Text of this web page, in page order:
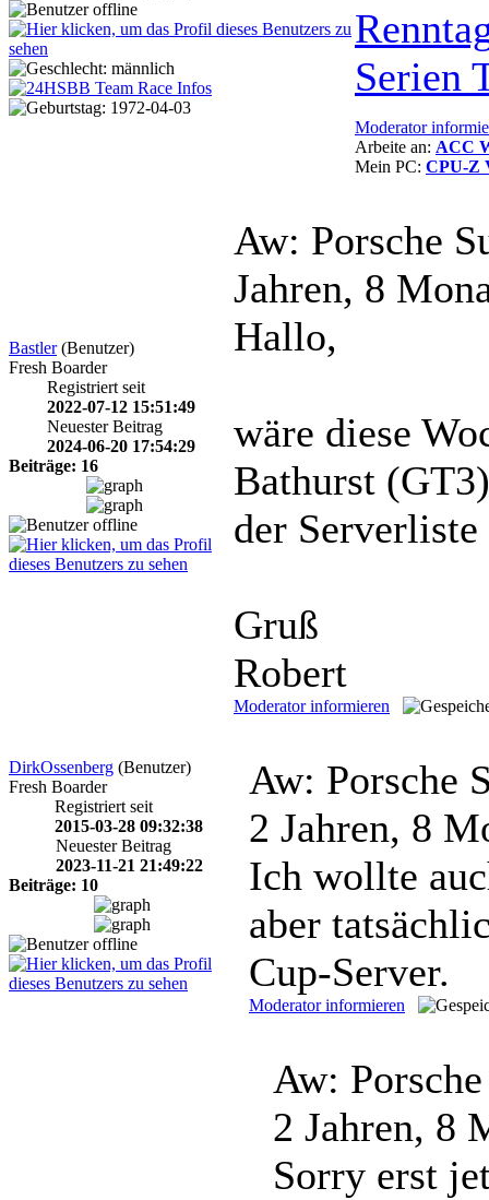
Serien
Moderator
Arbeite an: ACC
Mein PC: CPU-Z
Bastler (Benutzer)
Fresh Boarder
Registriert seit
2022-07-12 15:51:49
Neuester Beitrag
2024-06-20 17:54:29
Beiträge: 16
Aw: Porsche
Jahren, 8
Hallo,
wäre diese
Bathurst
der Serverliste
Gruß
Robert
Moderator informieren
DirkOssenberg (Benutzer)
Fresh Boarder
Registriert seit
2015-03-28 09:32:38
Neuester Beitrag
2023-11-21 21:49:22
Beiträge: 10
Aw: Porsche
2 Jahren, 8
Ich wollte
aber
Cup-Server.
Moderator informieren
Aw:
2 Jahren, 8
Sorry erst